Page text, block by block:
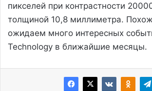
пикселей при контрастности
толщиной 10,8 миллиметра.
ожидаем много интересных
Technology в ближайшие месяцы.